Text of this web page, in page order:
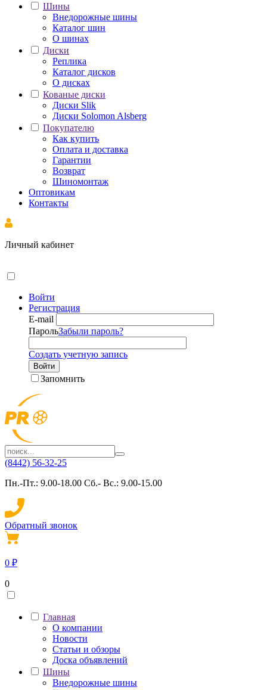
Шины
Внедорожные шины
Каталог шин
О шинах
Диски
Реплика
Каталог дисков
О дисках
Кованые диски
Диски Slik
Диски Solomon Alsberg
Покупателю
Как купить
Оплата и доставка
Гарантии
Возврат
Шиномонтаж
Оптовикам
Контакты
Личный кабинет
Войти
Регистрация
E-mail
ПарольЗабыли пароль?
Создать учетную запись
Войти
Запомнить
(8442) 56-32-25
Пн.-Пт.: 9.00-18.00 Сб.- Вс.: 9.00-15.00
Обратный звонок
0 ₽
0
Главная
О компании
Новости
Статьи и обзоры
Доска объявлений
Шины
Внедорожные шины